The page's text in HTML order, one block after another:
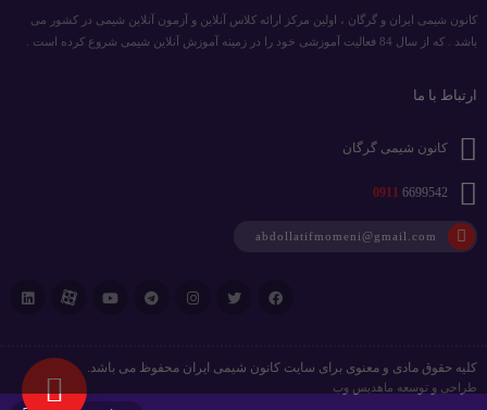
کانون شیمی ایران و گرگان ، اولین مرکز ارائه کلاس آنلاین و آزمون آنلاین شیمی در کشور می
باشد . که از سال 84 فعالیت آموزشی خود را در زمینه آموزش آنلاین شیمی شروع کرده است .
ارتباط با ما
کانون شیمی گرگان
0911 6699542
abdollatifmomeni@gmail.com
کلیه حقوق مادی و معنوی برای سایت کانون شیمی ایران محفوظ می باشد.
طراحی و توسعه ماهدیس وب